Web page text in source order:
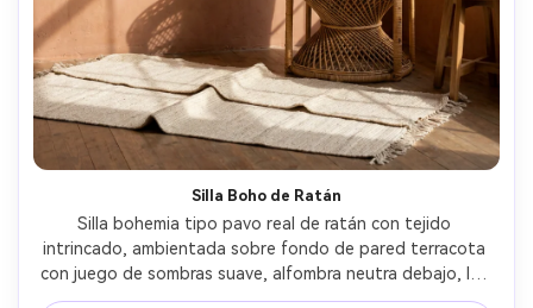
Silla Boho de Ratán
Silla bohemia tipo pavo real de ratán con tejido
intrincado, ambientada sobre fondo de pared terracota
con juego de sombras suave, alfombra neutra debajo, luz
natural de ventana, tomada con Sony A7R IV, 50mm, f/3.5,